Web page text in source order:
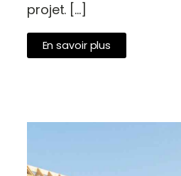
projet. […]
En savoir plus